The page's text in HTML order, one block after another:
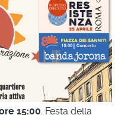
15:00. Festa della